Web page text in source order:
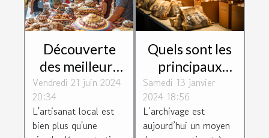
Découverte
des meilleurs
artisans locaux
: Comment ils
façonnent
Vendredi 21 juin 2024
20:34
L'artisanat local est
bien plus qu'une
Quels sont les
principaux
paramètres à
prendre en
compte pour
Samedi 13 janvier
2024 18:56
L’archivage est
aujourd’hui un moyen